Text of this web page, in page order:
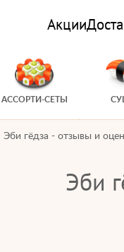
Акции
АССОРТИ-СЕТЫ
Эби гёдза - отзывы и
Эби